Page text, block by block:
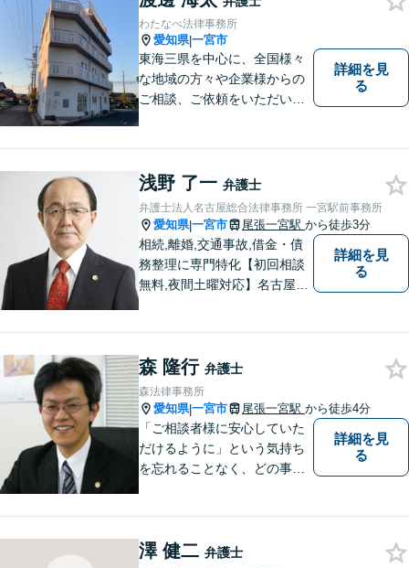
いします。
わたなべ法律事務所
愛知県|一宮市
東海三県を中心に、全国様々
な地域の方々や企業様からの
ご相談、ご依頼をいただいて
詳細を見
る
浅野 了一 弁護士
弁護士法人名古屋総合法律事務所 一宮駅前事務所
愛知県|一宮市 尾張一宮駅 から徒歩3分
相続,離婚,交通事故,借金・債
務整理に専門特化【初回相談
無料,夜間土曜対応】名古屋市
努力します。
詳細を見
る
森 隆行 弁護士
森法律事務所
愛知県|一宮市 尾張一宮駅 から徒歩4分
「ご相談者様に安心していた
だけるように」という気持ち
を忘れることなく、どの事件
詳細を見
る
澤 健二 弁護士